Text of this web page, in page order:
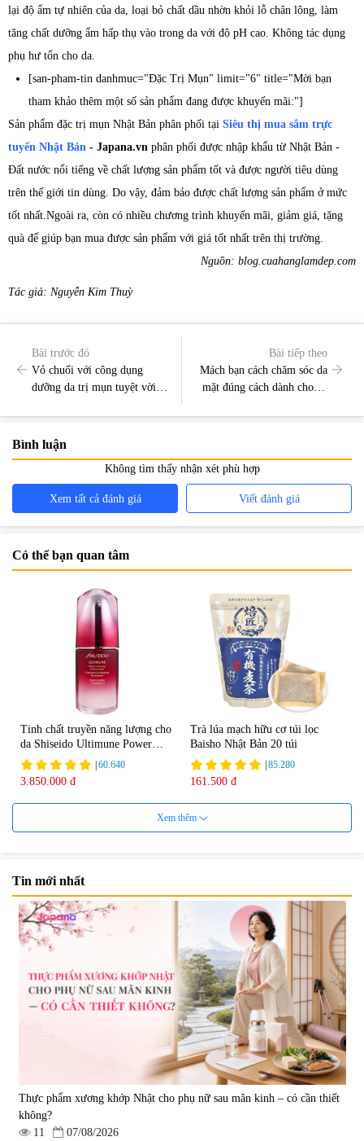
lại độ ẩm tự nhiên của da, loại bỏ chất dầu nhờn khỏi lỗ chân lông, làm
tăng chất dưỡng ẩm hấp thụ vào trong da với độ pH cao. Không tác dụng
phụ hư tổn cho da.
[san-pham-tin danhmuc="Đặc Trị Mụn" limit="6" title="Mời bạn
tham khảo thêm một số sản phẩm đang được khuyến mãi:"]
Sản phẩm đặc trị mụn Nhật Bản phân phối tại Siêu thị mua sắm trực
tuyến Nhật Bản - Japana.vn phân phối được nhập khẩu từ Nhật Bản -
Đất nước nổi tiếng về chất lượng sản phẩm tốt và được người tiêu dùng
trên thế giới tin dùng. Do vậy, đảm bảo được chất lượng sản phẩm ở mức
tốt nhất.Ngoài ra, còn có nhiều chương trình khuyến mãi, giảm giá, tặng
quà để giúp bạn mua được sản phẩm với giá tốt nhất trên thị trường.
Nguồn: blog.cuahanglamdep.com
Tác giả: Nguyễn Kim Thuỳ
Bài trước đó
Vỏ chuối với công dụng
dưỡng da trị mụn tuyệt vời,
Bài tiếp theo
Mách bạn cách chăm sóc da
mặt đúng cách dành cho da
Bình luận
Không tìm thấy nhận xét phù hợp
Xem tất cả đánh giá Viết đánh giá
Có thể bạn quan tâm
Tinh chất truyền năng lượng cho
da Shiseido Ultimune Power
75ml
60.640
3.850.000 đ
Trà lúa mạch hữu cơ túi lọc
Baisho Nhật Bản 20 túi
85.280
161.500 đ
Viên uống bổ não Ribeto Shoji
57.920
1.450.000 đ
Viên nang uống cải thiện thị lực,
trí nhớ DHA + EPA + Flaxseed
Oil 30 viên/gói - Date 02/2027
|52.346
225.000 đ
Xem thêm
Tin mới nhất
Thực phẩm xương khớp Nhật cho phụ nữ sau mãn kinh – có cần thiết
không?
11
07/08/2026